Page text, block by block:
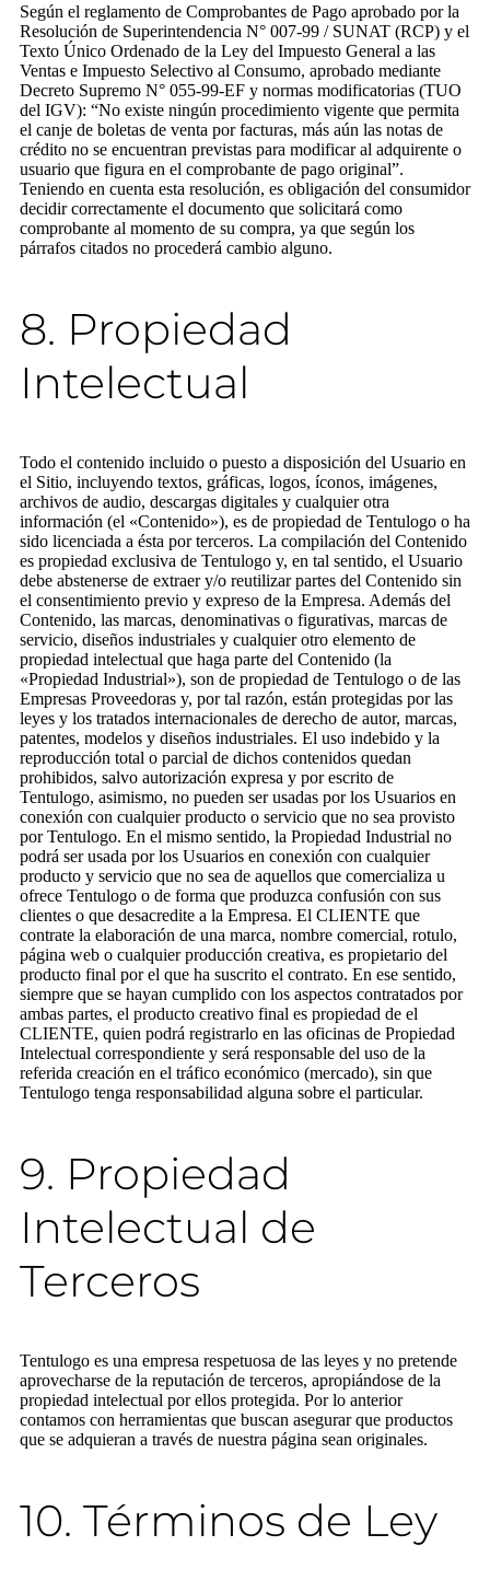
Según el reglamento de Comprobantes de Pago aprobado por la
Resolución de Superintendencia N° 007-99 / SUNAT (RCP) y el
Texto Único Ordenado de la Ley del Impuesto General a las
Ventas e Impuesto Selectivo al Consumo, aprobado mediante
Decreto Supremo N° 055-99-EF y normas modificatorias (TUO
del IGV): “No existe ningún procedimiento vigente que permita
el canje de boletas de venta por facturas, más aún las notas de
crédito no se encuentran previstas para modificar al adquirente o
usuario que figura en el comprobante de pago original”.
Teniendo en cuenta esta resolución, es obligación del consumidor
decidir correctamente el documento que solicitará como
comprobante al momento de su compra, ya que según los
párrafos citados no procederá cambio alguno.
8. Propiedad
Intelectual
Todo el contenido incluido o puesto a disposición del Usuario en
el Sitio, incluyendo textos, gráficas, logos, íconos, imágenes,
archivos de audio, descargas digitales y cualquier otra
información (el «Contenido»), es de propiedad de Tentulogo o ha
sido licenciada a ésta por terceros. La compilación del Contenido
es propiedad exclusiva de Tentulogo y, en tal sentido, el Usuario
debe abstenerse de extraer y/o reutilizar partes del Contenido sin
el consentimiento previo y expreso de la Empresa. Además del
Contenido, las marcas, denominativas o figurativas, marcas de
servicio, diseños industriales y cualquier otro elemento de
propiedad intelectual que haga parte del Contenido (la
«Propiedad Industrial»), son de propiedad de Tentulogo o de las
Empresas Proveedoras y, por tal razón, están protegidas por las
leyes y los tratados internacionales de derecho de autor, marcas,
patentes, modelos y diseños industriales. El uso indebido y la
reproducción total o parcial de dichos contenidos quedan
prohibidos, salvo autorización expresa y por escrito de
Tentulogo, asimismo, no pueden ser usadas por los Usuarios en
conexión con cualquier producto o servicio que no sea provisto
por Tentulogo. En el mismo sentido, la Propiedad Industrial no
podrá ser usada por los Usuarios en conexión con cualquier
producto y servicio que no sea de aquellos que comercializa u
ofrece Tentulogo o de forma que produzca confusión con sus
clientes o que desacredite a la Empresa. El CLIENTE que
contrate la elaboración de una marca, nombre comercial, rotulo,
página web o cualquier producción creativa, es propietario del
producto final por el que ha suscrito el contrato. En ese sentido,
siempre que se hayan cumplido con los aspectos contratados por
ambas partes, el producto creativo final es propiedad de el
CLIENTE, quien podrá registrarlo en las oficinas de Propiedad
Intelectual correspondiente y será responsable del uso de la
referida creación en el tráfico económico (mercado), sin que
Tentulogo tenga responsabilidad alguna sobre el particular.
9. Propiedad
Intelectual de
Terceros
Tentulogo es una empresa respetuosa de las leyes y no pretende
aprovecharse de la reputación de terceros, apropiándose de la
propiedad intelectual por ellos protegida. Por lo anterior
contamos con herramientas que buscan asegurar que productos
que se adquieran a través de nuestra página sean originales.
10. Términos de Ley